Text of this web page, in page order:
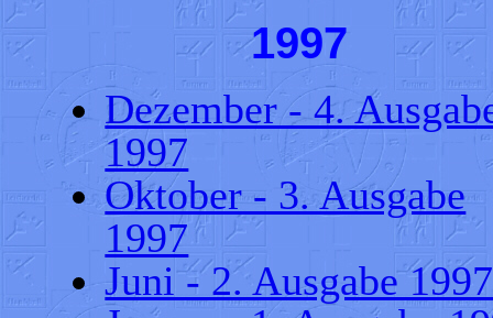
1997
Dezember - 4.
1997
Oktober - 3. Ausgabe
1997
Juni - 2. Ausgabe 1997